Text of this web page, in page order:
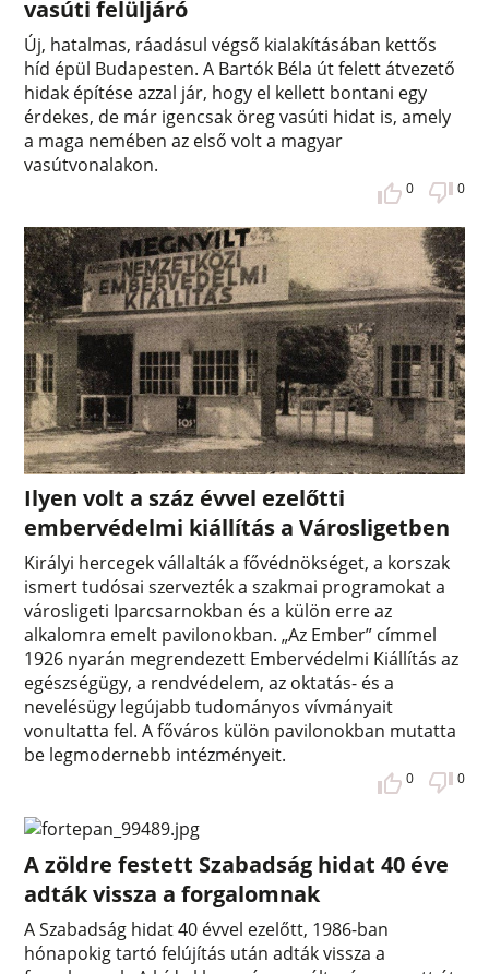
vasúti felüljáró
Új, hatalmas, ráadásul végső kialakításában kettős
híd épül Budapesten. A Bartók Béla út felett átvezető
hidak építése azzal jár, hogy el kellett bontani egy
érdekes, de már igencsak öreg vasúti hidat is, amely
a maga nemében az első volt a magyar
vasútvonalakon.
0 0
Ilyen volt a száz évvel ezelőtti
embervédelmi kiállítás a Városligetben
Királyi hercegek vállalták a fővédnökséget, a korszak
ismert tudósai szervezték a szakmai programokat a
városligeti Iparcsarnokban és a külön erre az
alkalomra emelt pavilonokban. „Az Ember” címmel
1926 nyarán megrendezett Embervédelmi Kiállítás az
egészségügy, a rendvédelem, az oktatás- és a
nevelésügy legújabb tudományos vívmányait
vonultatta fel. A főváros külön pavilonokban mutatta
be legmodernebb intézményeit.
0 0
A zöldre festett Szabadság hidat 40 éve
adták vissza a forgalomnak
A Szabadság hidat 40 évvel ezelőtt, 1986-ban
hónapokig tartó felújítás után adták vissza a